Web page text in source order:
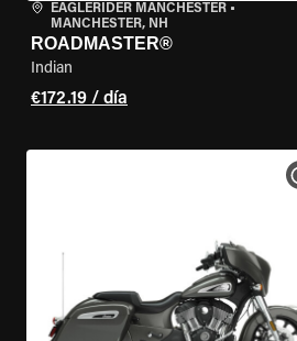
EAGLERIDER MANCHESTER •
MANCHESTER, NH
ROADMASTER®
Indian
€172.19 / día